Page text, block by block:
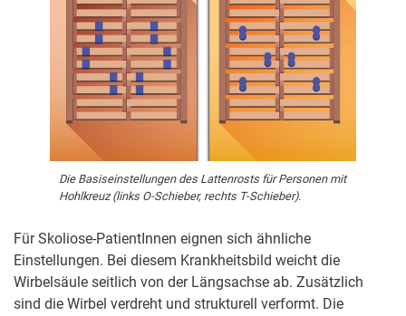
Die Basiseinstellungen des Lattenrosts für Personen mit
Hohlkreuz (links O-Schieber, rechts T-Schieber).
Für Skoliose-PatientInnen eignen sich ähnliche
Einstellungen. Bei diesem Krankheitsbild weicht die
Wirbelsäule seitlich von der Längsachse ab. Zusätzlich
sind die Wirbel verdreht und strukturell verformt. Die